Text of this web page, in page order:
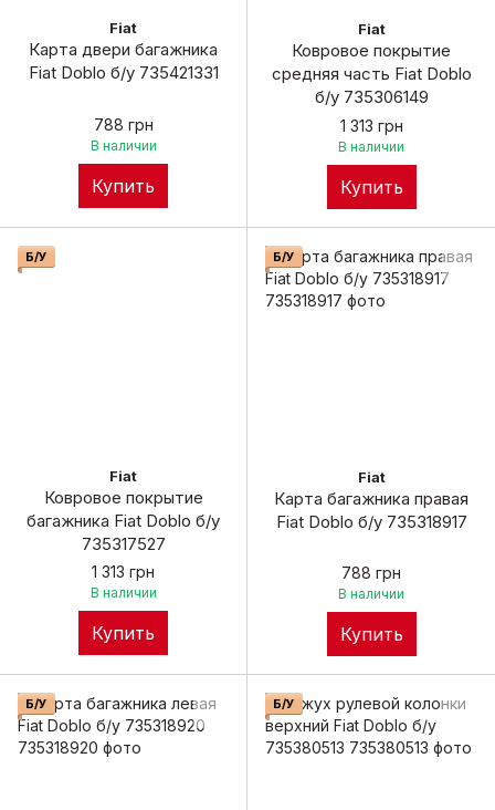
Fiat
Карта двери багажника
Fiat Doblo б/у 735421331
788 грн
В наличии
Купить
Fiat
Ковровое покрытие
средняя часть Fiat Doblo
б/у 735306149
1 313 грн
В наличии
Купить
Б/У
Fiat
Ковровое покрытие
багажника Fiat Doblo б/у
735317527
1 313 грн
В наличии
Купить
Б/У
Fiat
Карта багажника правая
Fiat Doblo б/у 735318917
788 грн
В наличии
Купить
Б/У Б/У